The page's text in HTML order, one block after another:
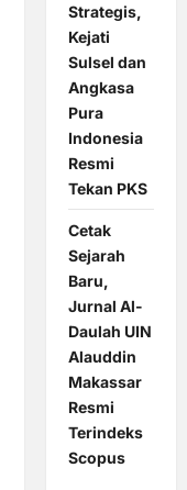
Strategis,
Kejati
Sulsel dan
Angkasa
Pura
Indonesia
Resmi
Tekan PKS
Cetak
Sejarah
Baru,
Jurnal Al-
Daulah UIN
Alauddin
Makassar
Resmi
Terindeks
Scopus